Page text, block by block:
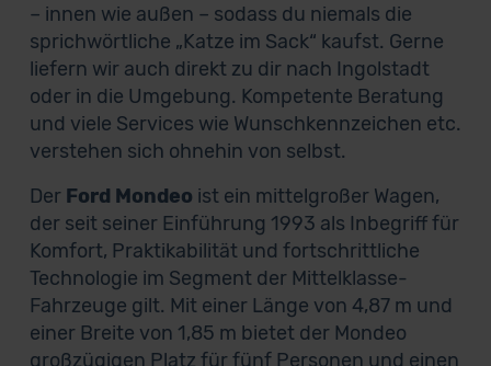
– innen wie außen – sodass du niemals die
sprichwörtliche „Katze im Sack“ kaufst. Gerne
liefern wir auch direkt zu dir nach Ingolstadt
oder in die Umgebung. Kompetente Beratung
und viele Services wie Wunschkennzeichen etc.
verstehen sich ohnehin von selbst.
Der Ford Mondeo ist ein mittelgroßer Wagen,
der seit seiner Einführung 1993 als Inbegriff für
Komfort, Praktikabilität und fortschrittliche
Technologie im Segment der Mittelklasse-
Fahrzeuge gilt. Mit einer Länge von 4,87 m und
einer Breite von 1,85 m bietet der Mondeo
großzügigen Platz für fünf Personen und einen